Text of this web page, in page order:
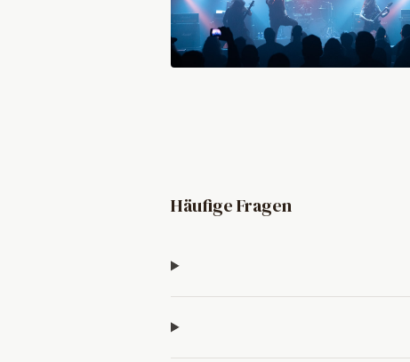
Häufige Fragen